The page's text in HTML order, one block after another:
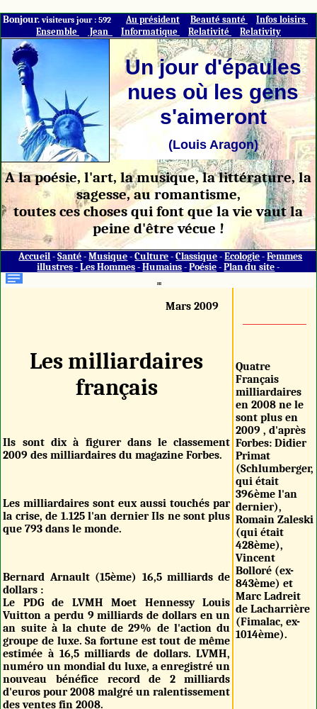
Bonjour.visiteurs jour : 592 Au président Beauté santé
Infos loisirs
Ensemble
Jean Informatique Relativité Relativity
Un jour d'épaules
nues où les gens
s'aimeront
(Louis Aragon)
A la poésie, l'art, la musique, la littérature, la
sagesse, au romantisme,
toutes ces choses qui font que la vie vaut la
peine d'être vécue !
Accueil -Santé -Musique -Culture -Classique -Ecologie -Femmes
illustres -Les Hommes -Humains -Poésie -Plan du site -
HI
Mars 2009
Les milliardaires
français
Ils sont dix à figurer dans le classement
2009 des milliardaires du magazine Forbes.
Les milliardaires sont eux aussi touchés par
la crise, de 1.125 l'an dernier Ils ne sont plus
que 793 dans le monde.
Bernard Arnault (15ème) 16,5 milliards de
dollars :
Le PDG de LVMH Moet Hennessy Louis
Vuitton a perdu 9 milliards de dollars en un
an suite à la chute de 29% de l'action du
groupe de luxe. Sa fortune est tout de même
estimée à 16,5 milliards de dollars. LVMH,
numéro un mondial du luxe, a enregistré un
nouveau bénéfice record de 2 milliards
d'euros pour 2008 malgré un ralentissement
des ventes fin 2008.
Quatre
Français
milliardaires
en 2008 ne le
sont plus en
2009 , d'après
Forbes: Didier
Primat
(Schlumberger,
qui était
396ème l'an
dernier),
Romain Zaleski
(qui était
428ème),
Vincent
Bolloré (ex-
843ème) et
Marc Ladreit
de Lacharrière
(Fimalac, ex-
1014ème).